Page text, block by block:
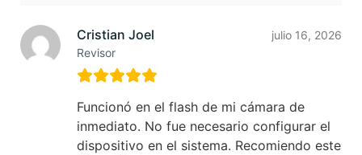
Cristian Joel
Revisor
julio 16, 2026
Funcionó en el flash de mi cámara de
inmediato. No fue necesario configurar el
dispositivo en el sistema. Recomiendo este